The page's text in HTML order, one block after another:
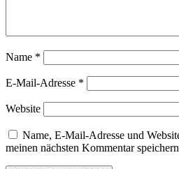
Name *
E-Mail-Adresse *
Website
Name, E-Mail-Adresse und
meinen nächsten Kommentar